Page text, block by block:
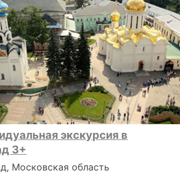
экскурсия в
3+
Московская область